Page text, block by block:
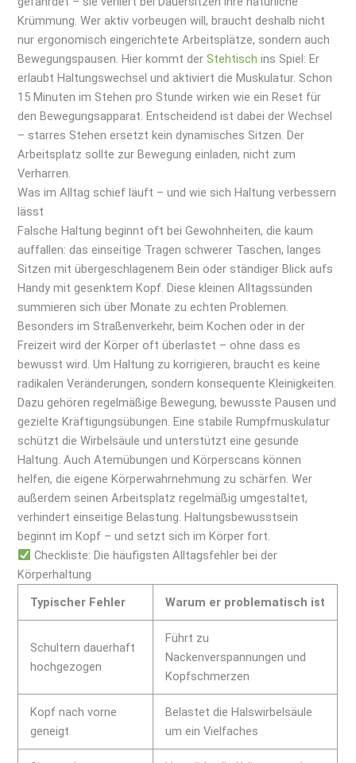
Krümmung. Wer aktiv vorbeugen will, braucht deshalb nicht
nur ergonomisch eingerichtete Arbeitsplätze, sondern auch
Bewegungspausen. Hier kommt derStehtisch ins Spiel: Er
erlaubt Haltungswechsel und aktiviert die Muskulatur. Schon
15 Minuten im Stehen pro Stunde wirken wie ein Reset für
den Bewegungsapparat. Entscheidend ist dabei der Wechsel
– starres Stehen ersetzt kein dynamisches Sitzen. Der
Arbeitsplatz sollte zur Bewegung einladen, nicht zum
Verharren.
Was im Alltag schief läuft – und wie sich Haltung verbessern
lässt
Falsche Haltung beginnt oft bei Gewohnheiten, die kaum
auffallen: das einseitige Tragen schwerer Taschen, langes
Sitzen mit übergeschlagenem Bein oder ständiger Blick aufs
Handy mit gesenktem Kopf. Diese kleinen Alltagssünden
summieren sich über Monate zu echten Problemen.
Besonders im Straßenverkehr, beim Kochen oder in der
Freizeit wird der Körper oft überlastet – ohne dass es
bewusst wird. Um Haltung zu korrigieren, braucht es keine
radikalen Veränderungen, sondern konsequente Kleinigkeiten.
Dazu gehören regelmäßige Bewegung, bewusste Pausen und
gezielte Kräftigungsübungen. Eine stabile Rumpfmuskulatur
schützt die Wirbelsäule und unterstützt eine gesunde
Haltung. Auch Atemübungen und Körperscans können
helfen, die eigene Körperwahrnehmung zu schärfen. Wer
außerdem seinen Arbeitsplatz regelmäßig umgestaltet,
verhindert einseitige Belastung. Haltungsbewusstsein
beginnt im Kopf – und setzt sich im Körper fort.
Checkliste: Die häufigsten Alltagsfehler bei der
Körperhaltung
Typischer Fehler
Warum er problematisch ist
Schultern dauerhaft
hochgezogen
Führt zu
Nackenverspannungen und
Kopfschmerzen
Kopf nach vorne
geneigt
Belastet die Halswirbelsäule
um ein Vielfaches